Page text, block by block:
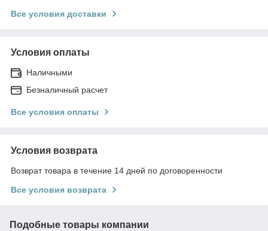
Все условия доставки
Условия оплаты
Наличными
Безналичный расчет
Все условия оплаты
Условия возврата
Возврат товара в течение 14 дней по договоренности
Все условия возврата
Подобные товары компании